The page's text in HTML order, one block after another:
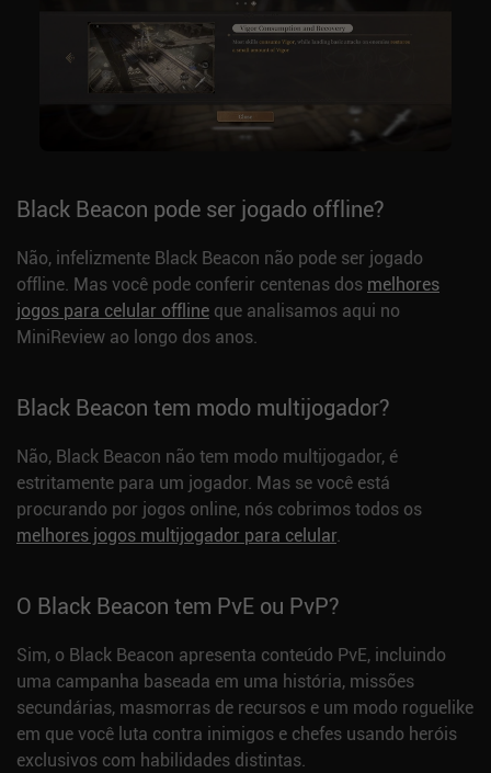
Black Beacon pode ser jogado offline?
Não, infelizmente Black Beacon não pode ser jogado
offline. Mas você pode conferir centenas dos melhores
jogos para celular offline que analisamos aqui no
MiniReview ao longo dos anos.
Black Beacon tem modo multijogador?
Não, Black Beacon não tem modo multijogador, é
estritamente para um jogador. Mas se você está
procurando por jogos online, nós cobrimos todos os
melhores jogos multijogador para celular.
O Black Beacon tem PvE ou PvP?
Sim, o Black Beacon apresenta conteúdo PvE, incluindo
uma campanha baseada em uma história, missões
secundárias, masmorras de recursos e um modo roguelike
em que você luta contra inimigos e chefes usando heróis
exclusivos com habilidades distintas.